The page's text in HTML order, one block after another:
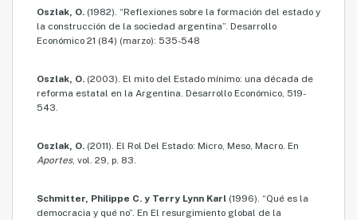
Oszlak, O. (1982). “Reflexiones sobre la formación del estado y
la construcción de la sociedad argentina”. Desarrollo
Económico 21 (84) (marzo): 535-548
Oszlak, O. (2003). El mito del Estado mínimo: una década de
reforma estatal en la Argentina. Desarrollo Económico, 519-
543.
Oszlak, O. (2011). El Rol Del Estado: Micro, Meso, Macro. En
Aportes, vol. 29, p. 83.
Schmitter, Philippe C. y Terry Lynn Karl (1996). “Qué es la
democracia y qué no”. En El resurgimiento global de la